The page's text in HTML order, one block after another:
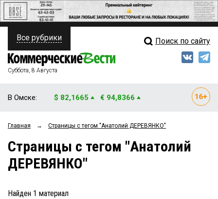
ПОЛИТИКА
ФИНАНСЫ
ОБЩЕСТВО
ЗАКОН
НОВОСТИ КОМПАНИЙ
ПРОИСШЕСТВИЯ
Свежий выпуск
Мнения
Рейтинги
Все рубрики Поиск по сайту
Суббота, 8 Августа
В Омске: $ 82,1665 € 94,8366
Главная → Страницы c тегом "Анатолий ДЕРЕВЯНКО"
Страницы c тегом "Анатолий
ДЕРЕВЯНКО"
Найден 1 материал